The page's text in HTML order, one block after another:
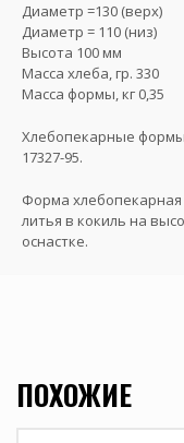
Диаметр =130 (верх)
Диаметр = 110 (низ)
Высота 100 мм
Масса хлеба, гр. 330
Масса формы, кг 0,35
Хлебопекарные формы
17327-95.
Форма хлебопекарная
литья в кокиль на
оснастке.
ПОХОЖИЕ